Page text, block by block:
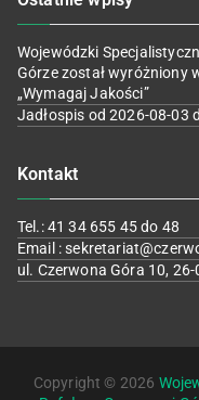
Wojewódzki
Górze został wyróżniony
„Wymagaj Jakości”
Jadłospis od 2026-08-03
Kontakt
Tel.: 41 34 655 45 do 48
Email :
ul. Czerwona Góra 10,
Copyright © 2026